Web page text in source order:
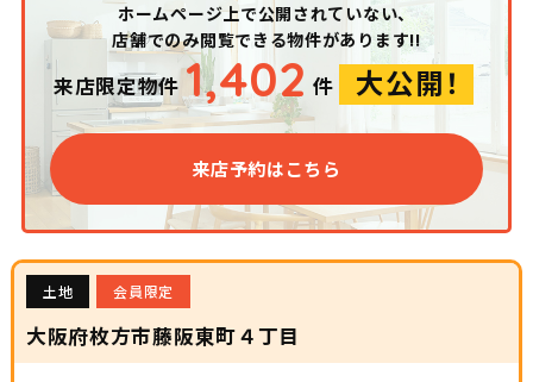
ホームページ上で公開されていない、
店舗でのみ閲覧できる物件があります!!
来店限定物件 1,402 件 大公開！
来店予約はこちら
土地 会員限定
大阪府枚方市藤阪東町４丁目